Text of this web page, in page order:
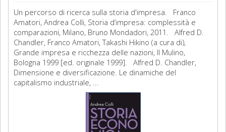
Un percorso di ricerca sulla storia d'impresa. Franco
Amatori, Andrea Colli, Storia d’impresa: complessità e
comparazioni, Milano, Bruno Mondadori, 2011. Alfred D.
Chandler, Franco Amatori, Takashi Hikino (a cura di),
Grande impresa e ricchezza delle nazioni, Il Mulino,
Bologna 1999 [ed. originale 1999]. Alfred D. Chandler,
Dimensione e diversificazione. Le dinamiche del
capitalismo industriale, ...